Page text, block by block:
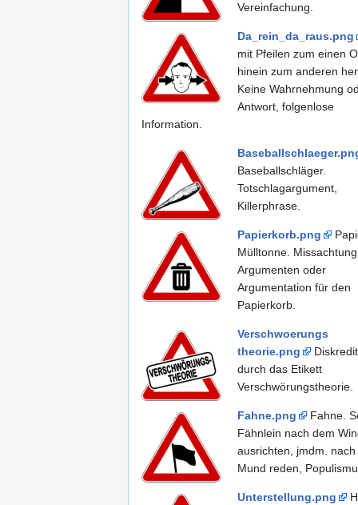
Vereinfachung.
Da_rein_da_raus.png
mit Pfeilen zum einen
hinein zum anderen
Keine Wahrnehmung
Antwort, folgenlose
Information.
Baseballschläger.
Totschlagargument,
Killerphrase.
Papierkorb.png
Mülltonne.
Argumenten oder
Argumentation für den
Papierkorb.
Verschwoerungs
theorie.png
durch das Etikett
Verschwörungstheorie.
Fahne.png
Fahne.
Fähnlein nach dem
ausrichten, jmdm. nach
Mund reden,
Unterstellung.png